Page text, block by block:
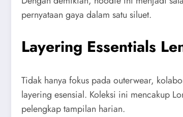
pernyataan gaya dalam satu siluet.
Layering Essentials
Tidak hanya fokus pada outerwear,
layering esensial. Koleksi ini mencakup
pelengkap tampilan harian.